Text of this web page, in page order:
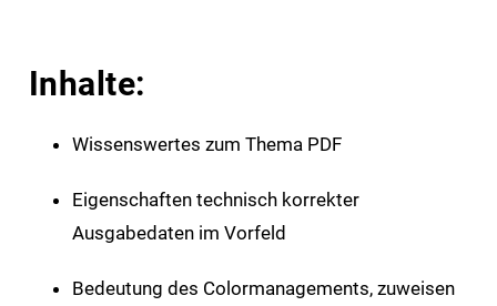
Inhalte:
Wissenswertes zum Thema PDF
Eigenschaften technisch korrekter
Ausgabedaten im Vorfeld
Bedeutung des Colormanagements, zuweisen